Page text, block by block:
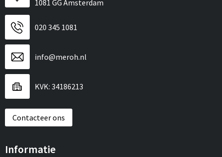
1081 GG Amsterdam
020 345 1081
info@meroh.nl
KVK: 34186213
Contacteer ons
Informatie